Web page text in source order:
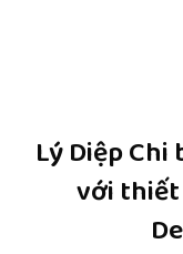
Lý Diệp
với thiết